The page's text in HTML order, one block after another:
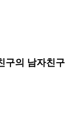
구의 남자친구